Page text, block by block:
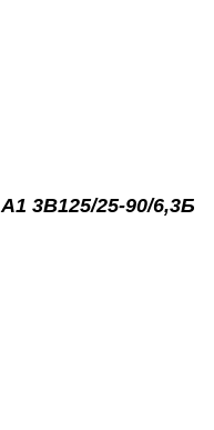
А1 3В125/25-90/6,3Б